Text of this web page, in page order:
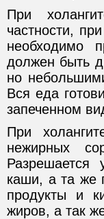
При
частности,
необходимо
должен быть
но
Вся еда
запеченном
При
нежирных
Разрешается
каши, а та же
продукты и
жиров, а так